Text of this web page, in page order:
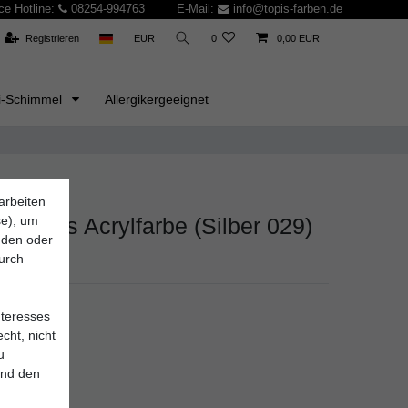
Hotline: 08254-994763 E-Mail: info@topis-farben.de
Registrieren EUR 0 0,00 EUR
Schimmel Allergikergeeignet
Acrylfarbe (Silber 029)
um
oder
nicht
den